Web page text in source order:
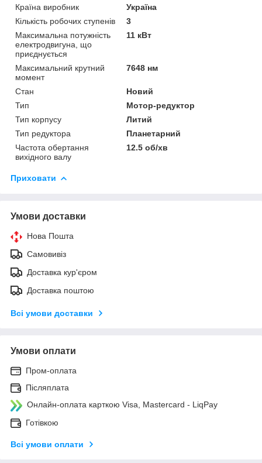
Країна виробник
Україна
Кількість робочих ступенів
3
Максимальна потужність
електродвигуна, що
приєднується
11 кВт
Максимальний крутний
момент
7648 нм
Стан
Новий
Тип
Мотор-редуктор
Тип корпусу
Литий
Тип редуктора
Планетарний
Частота обертання
вихідного валу
12.5 об/хв
Приховати
Умови доставки
Нова Пошта
Самовивіз
Доставка кур'єром
Доставка поштою
Всі умови доставки
Умови оплати
Пром-оплата
Післяплата
Онлайн-оплата карткою Visa, Mastercard - LiqPay
Готівкою
Всі умови оплати